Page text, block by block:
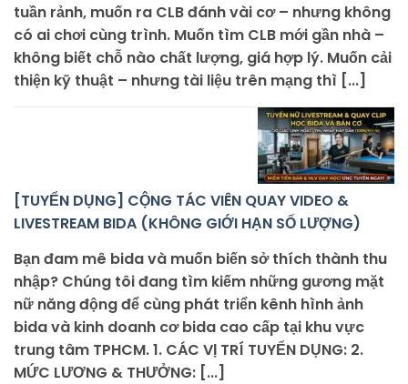
tuần rảnh, muốn ra CLB đánh vài cơ – nhưng không
có ai chơi cùng trình. Muốn tìm CLB mới gần nhà –
không biết chỗ nào chất lượng, giá hợp lý. Muốn cải
thiện kỹ thuật – nhưng tài liệu trên mạng thì [...]
[TUYỂN DỤNG] CỘNG TÁC VIÊN QUAY VIDEO &
LIVESTREAM BIDA (KHÔNG GIỚI HẠN SỐ LƯỢNG)
Bạn đam mê bida và muốn biến sở thích thành thu
nhập? Chúng tôi đang tìm kiếm những gương mặt
nữ năng động để cùng phát triển kênh hình ảnh
bida và kinh doanh cơ bida cao cấp tại khu vực
trung tâm TPHCM. 1. CÁC VỊ TRÍ TUYỂN DỤNG: 2.
MỨC LƯƠNG & THƯỞNG: [...]